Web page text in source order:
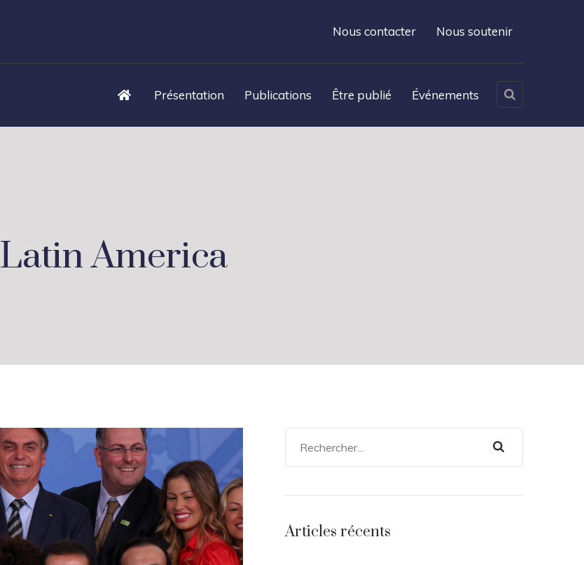
Nous contacter Nous soutenir
Présentation Publications Être publié Événements
Latin America
Articles récents